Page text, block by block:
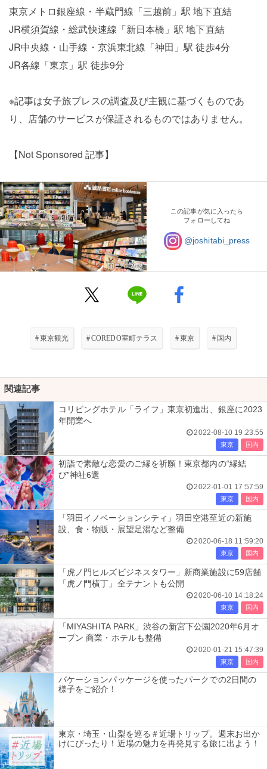
東京メトロ銀座線・半蔵門線「三越前」駅 地下直結
JR横須賀線・総武快速線「新日本橋」駅 地下直結
JR中央線・山手線・京浜東北線「神田」駅 徒歩4分
JR各線「東京」駅 徒歩9分
※記事は女子旅プレスの調査及び主観に基づくものであ
り、店舗のサービスが保証されるものではありません。
【Not Sponsored 記事】
この記事が気に入ったら
フォローしてね
@joshitabi_press
#東京観光 #COREDO室町テラス #東京 # 国内
関連記事
コリビングホテル「ライフ」東京初進出、銀座に2023
年開業へ
2022-08-10 19:23:55
東京 国内
初詣で素敵な恋愛のご縁を祈願！東京都内の“縁結
び”神社6選
2022-01-01 17:57:59
東京 国内
「羽田イノベーションシティ」羽田空港至近の新施
設、食・物販・展望足湯など整備
2020-06-18 11:59:20
東京 国内
「虎ノ門ヒルズビジネスタワー」新商業施設に59店舗
「虎ノ門横丁」全テナントも公開
2020-06-10 14:18:24
東京 国内
「MIYASHITA PARK」渋谷の新宮下公園2020年6月オ
ープン 商業・ホテルも整備
2020-01-21 15:47:39
東京 国内
バケーションパッケージを使ったパークでの2日間の
様子をご紹介！
東京・埼玉・山梨を巡る＃近場トリップ。週末お出か
けにぴったり！近場の魅力を再発見する旅に出よう！